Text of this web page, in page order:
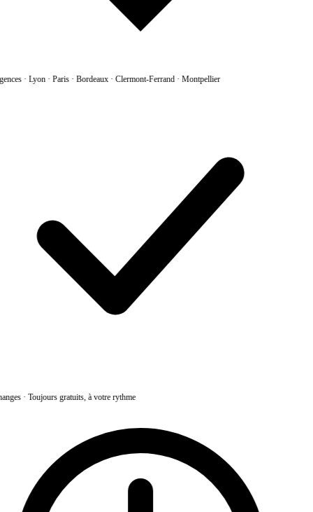
· Lyon · Paris · Bordeaux · Clermont-Ferrand · Montpellier
· Toujours gratuits, à votre rythme